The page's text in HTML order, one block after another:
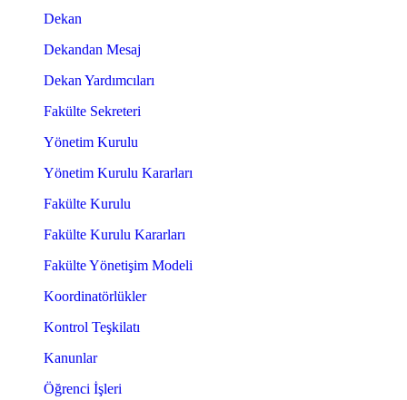
Dekan
Dekandan Mesaj
Dekan Yardımcıları
Fakülte Sekreteri
Yönetim Kurulu
Yönetim Kurulu Kararları
Fakülte Kurulu
Fakülte Kurulu Kararları
Fakülte Yönetişim Modeli
Koordinatörlükler
Kontrol Teşkilatı
Kanunlar
Öğrenci İşleri